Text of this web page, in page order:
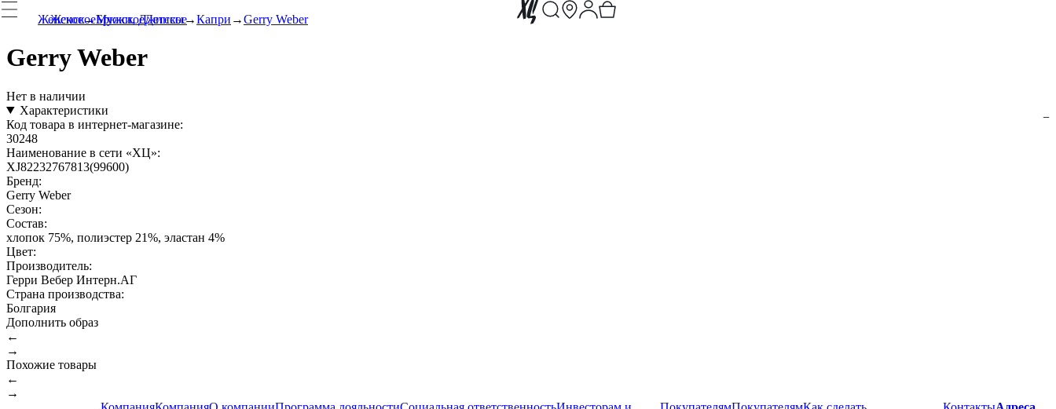
ЖенскоеМужскоеДетское
Женское Брюки, Джинсы Капри Gerry Weber
Gerry Weber
Нет в наличии
Характеристики
Код товара в интернет-магазине:
30248
Наименование в сети «ХЦ»:
XJ82232767813(99600)
Бренд:
Gerry Weber
Сезон:
Состав:
хлопок 75%, полиэстер 21%, эластан 4%
Цвет:
Производитель:
Герри Вебер Интерн.АГ
Страна производства:
Болгария
Дополнить образ
←
→
Похожие товары
←
→